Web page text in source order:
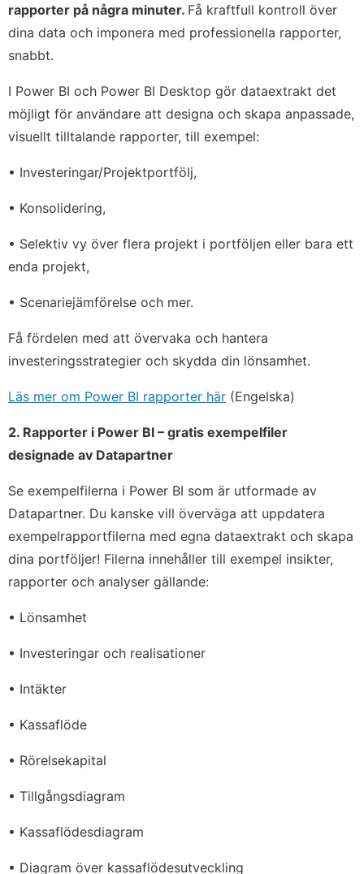
rapporter på några minuter. Få kraftfull kontroll över
dina data och imponera med professionella rapporter,
snabbt.
I Power BI och Power BI Desktop gör dataextrakt det
möjligt för användare att designa och skapa anpassade,
visuellt tilltalande rapporter, till exempel:
• Investeringar/Projektportfölj,
• Konsolidering,
• Selektiv vy över flera projekt i portföljen eller bara ett
enda projekt,
• Scenariejämförelse och mer.
Få fördelen med att övervaka och hantera
investeringsstrategier och skydda din lönsamhet.
Läs mer om Power BI rapporter här (Engelska)
2. Rapporter i Power BI – gratis exempelfiler
designade av Datapartner
Se exempelfilerna i Power BI som är utformade av
Datapartner. Du kanske vill överväga att uppdatera
exempelrapportfilerna med egna dataextrakt och skapa
dina portföljer! Filerna innehåller till exempel insikter,
rapporter och analyser gällande:
• Lönsamhet
• Investeringar och realisationer
• Intäkter
• Kassaflöde
• Rörelsekapital
• Tillgångsdiagram
• Kassaflödesdiagram
• Diagram över kassaflödesutveckling